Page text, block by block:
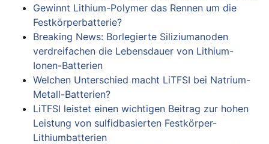
Gewinnt Lithium-Polymer das Rennen um die
Festkörperbatterie?
Breaking News: Borlegierte Siliziumanoden
verdreifachen die Lebensdauer von Lithium-
Ionen-Batterien
Welchen Unterschied macht LiTFSI bei Natrium-
Metall-Batterien?
LiTFSI leistet einen wichtigen Beitrag zur hohen
Leistung von sulfidbasierten Festkörper-
Lithiumbatterien